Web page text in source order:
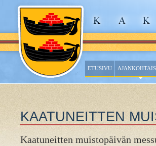
ETUSIVU
KAATUNEITTEN
Kaatuneitten muistopäivän